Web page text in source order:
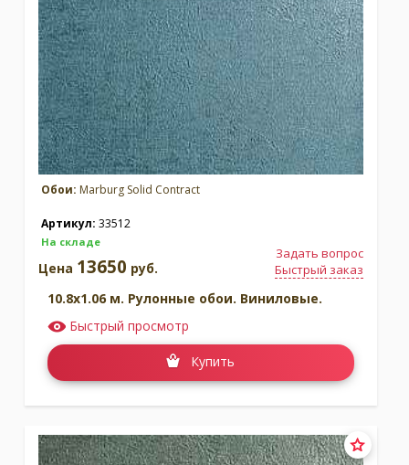
Обои: Marburg Solid Contract
Артикул: 33512
На складе
Задать вопрос
Быстрый заказ
Цена 13650 руб.
10.8x1.06 м. Рулонные обои. Виниловые.
Быстрый просмотр
Купить